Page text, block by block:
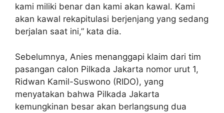
kami miliki benar dan kami akan kawal. Kami
akan kawal rekapitulasi berjenjang yang sedang
berjalan saat ini,” kata dia.
Sebelumnya, Anies menanggapi klaim dari tim
pasangan calon Pilkada Jakarta nomor urut 1,
Ridwan Kamil-Suswono (RIDO), yang
menyatakan bahwa Pilkada Jakarta
kemungkinan besar akan berlangsung dua